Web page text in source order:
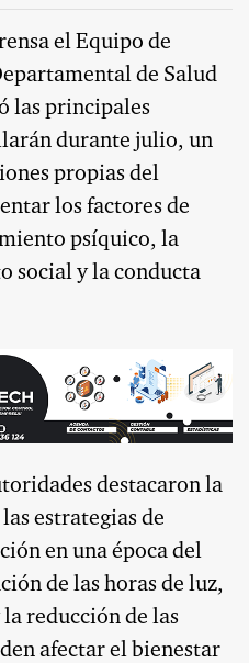
el Equipo de
de Salud
las principales
durante julio, un
propias del
los factores de
psíquico, la
social y la conducta
destacaron la
estrategias de
en una época del
de las horas de luz,
reducción de las
afectar el bienestar